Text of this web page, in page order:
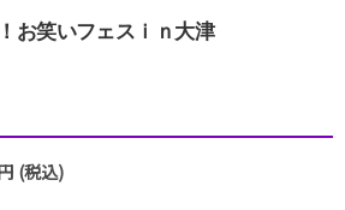
お笑いフェスｉｎ大津
(税込)